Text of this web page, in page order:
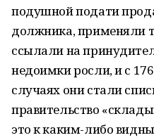
подушной подати
должника, применяли
ссылали на
недоимки росли, и с
случаях они стали
правительство
это к каким-либо